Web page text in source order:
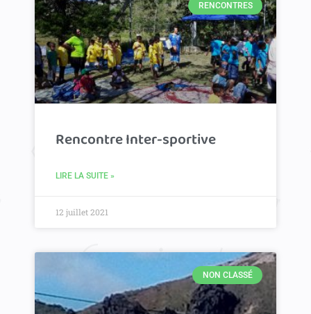
RENCONTRES
Rencontre Inter-sportive
LIRE LA SUITE »
12 juillet 2021
NON CLASSÉ